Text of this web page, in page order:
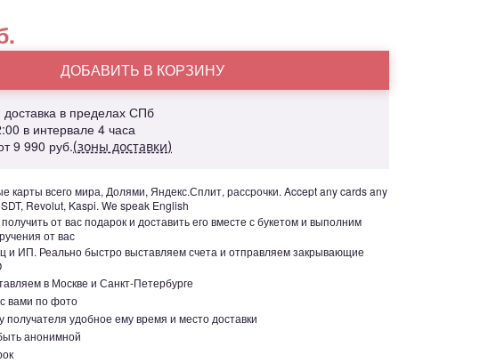
ДОБАВИТЬ В КОРЗИНУ
доставка в пределах СПб
в интервале 4 часа
9 990 руб.(зоны доставки)
карты всего мира, Долями, Яндекс.Сплит, рассрочки. Accept any cards any
Revolut, Kaspi. We speak English
от вас подарок и доставить его вместе с букетом и выполним
от вас
и ИП. Реально быстро выставляем счета и отправляем закрывающие
в Москве и Санкт-Петербурге
вами по фото
получателя удобное ему время и место доставки
анонимной